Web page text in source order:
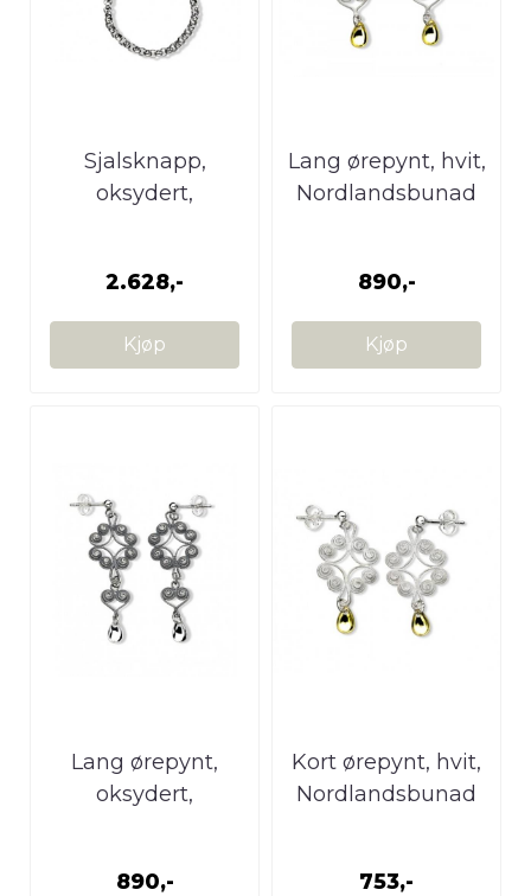
Sjalsknapp,
oksydert,
2.628,-
Kjøp
Lang ørepynt, hvit,
Nordlandsbunad
890,-
Kjøp
Lang ørepynt,
oksydert,
890,-
Kort ørepynt, hvit,
Nordlandsbunad
753,-